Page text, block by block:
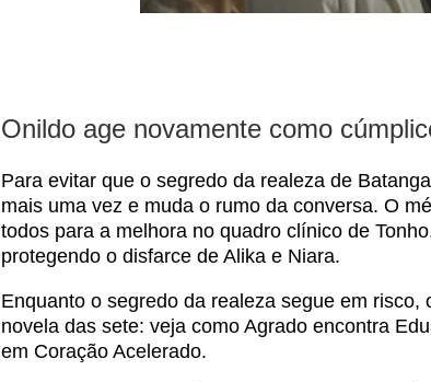
Onildo age novamente como
Para evitar que o segredo da realeza de
mais uma vez e muda o rumo da conversa. O
todos para a melhora no quadro clínico de
protegendo o disfarce de Alika e Niara.
Enquanto o segredo da realeza segue em risco,
novela das sete: veja como Agrado encontra
em Coração Acelerado.